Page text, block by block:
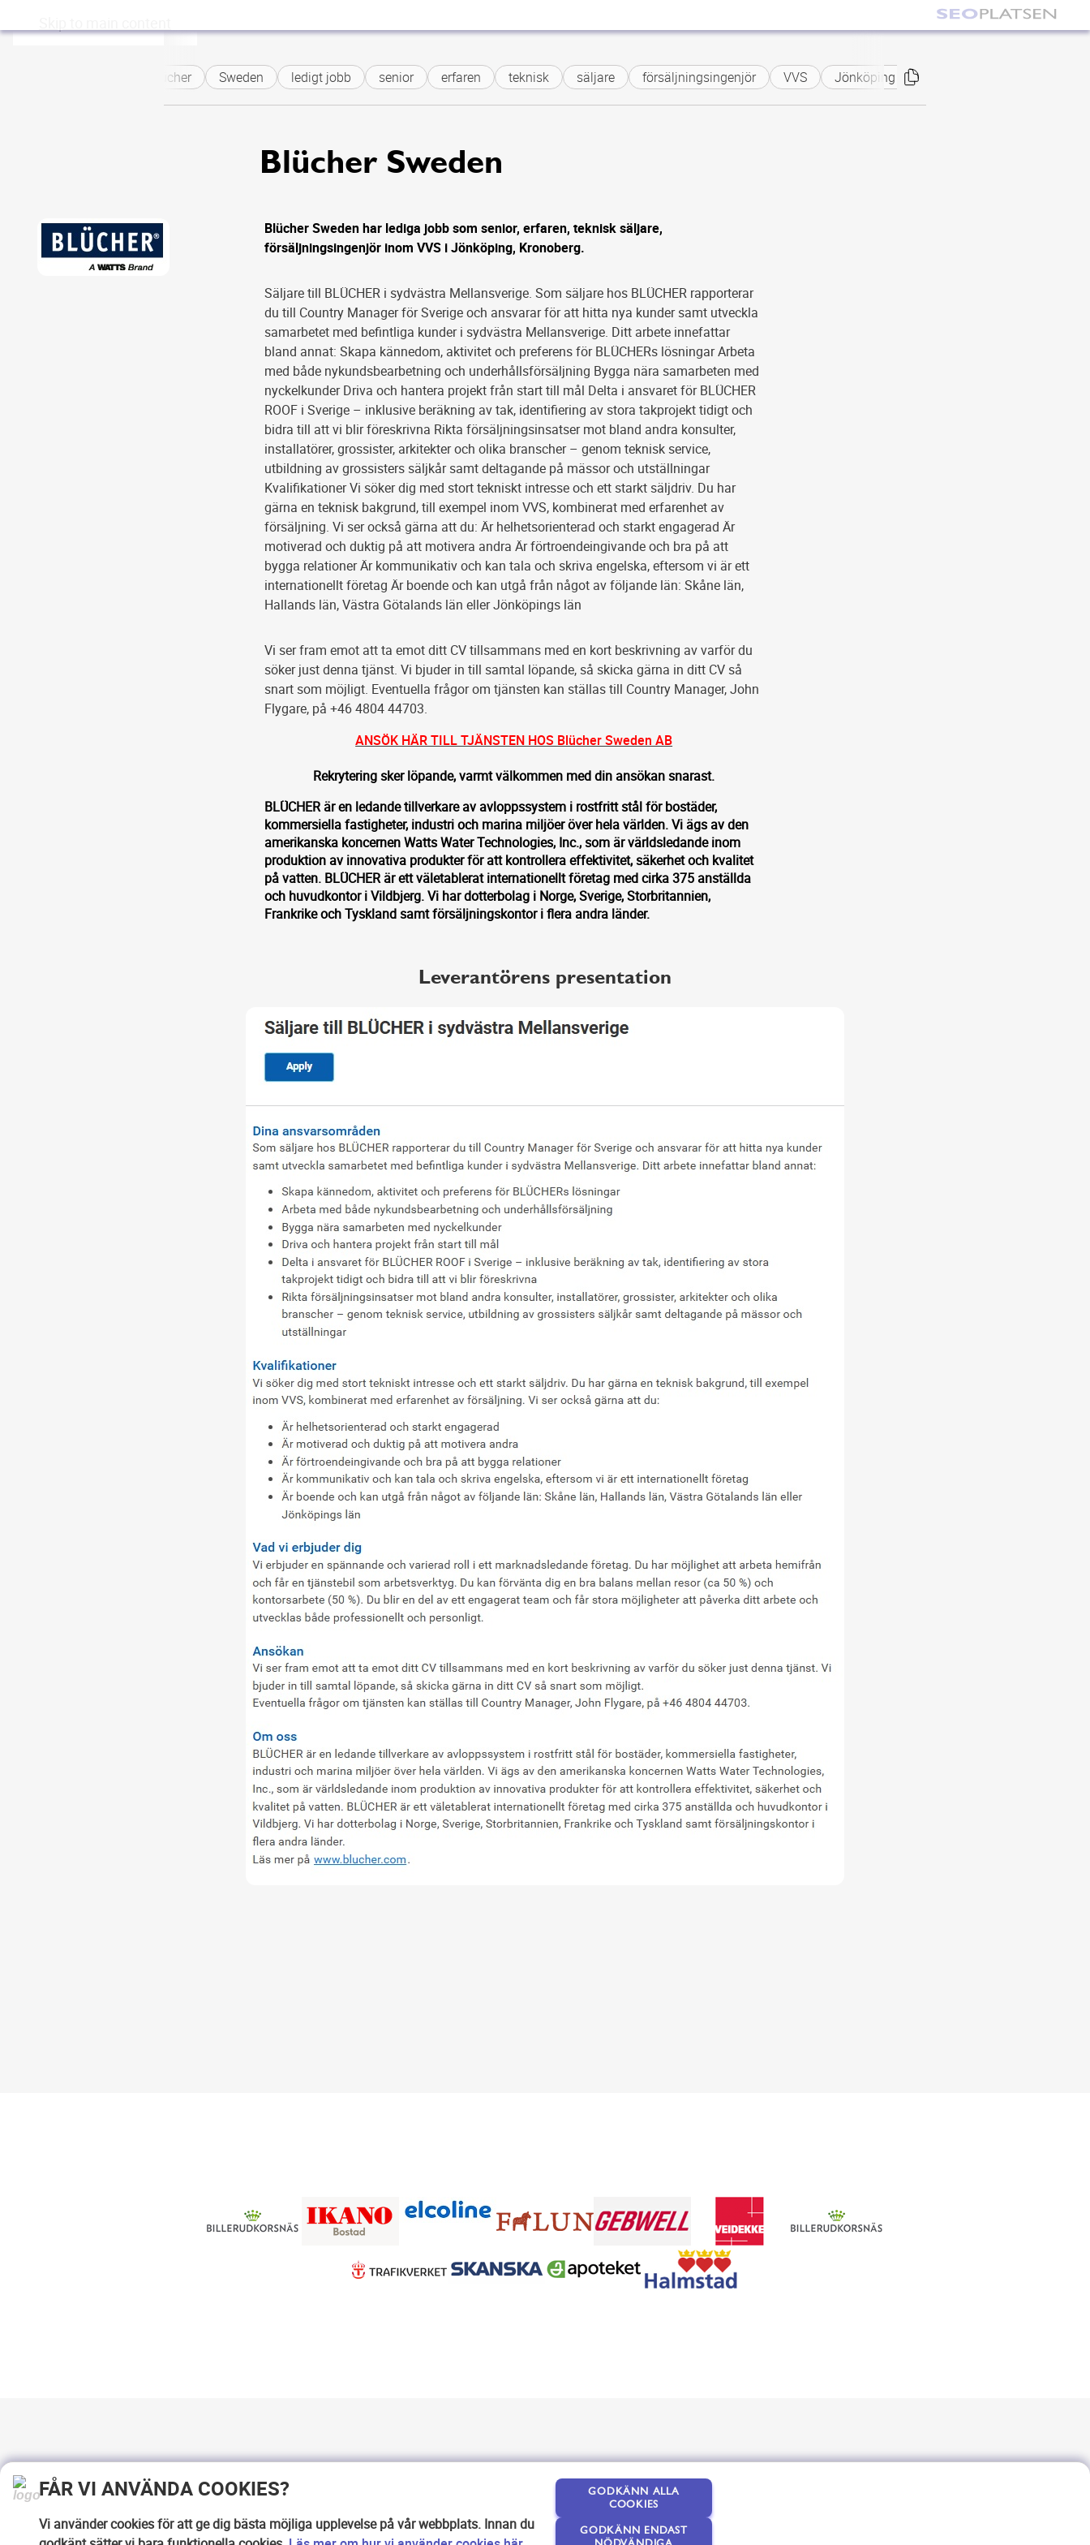
Blücher Sweden ledigt jobb senior erfaren teknisk säljare försäljningsingenjör VVS Jönköping Kronoberg
Blücher Sweden
Blücher Sweden har lediga jobb som senior, erfaren, teknisk säljare,
försäljningsingenjör inom VVS i Jönköping, Kronoberg.
Säljare till BLÜCHER i sydvästra Mellansverige. Som säljare hos BLÜCHER rapporterar
du till Country Manager för Sverige och ansvarar för att hitta nya kunder samt utveckla
samarbetet med befintliga kunder i sydvästra Mellansverige. Ditt arbete innefattar
bland annat: Skapa kännedom, aktivitet och preferens för BLÜCHERs lösningar Arbeta
med både nykundsbearbetning och underhållsförsäljning Bygga nära samarbeten med
nyckelkunder Driva och hantera projekt från start till mål Delta i ansvaret för BLÜCHER
ROOF i Sverige – inklusive beräkning av tak, identifiering av stora takprojekt tidigt och
bidra till att vi blir föreskrivna Rikta försäljningsinsatser mot bland andra konsulter,
installatörer, grossister, arkitekter och olika branscher – genom teknisk service,
utbildning av grossisters säljkår samt deltagande på mässor och utställningar
Kvalifikationer Vi söker dig med stort tekniskt intresse och ett starkt säljdriv. Du har
gärna en teknisk bakgrund, till exempel inom VVS, kombinerat med erfarenhet av
försäljning. Vi ser också gärna att du: Är helhetsorienterad och starkt engagerad Är
motiverad och duktig på att motivera andra Är förtroendeingivande och bra på att
bygga relationer Är kommunikativ och kan tala och skriva engelska, eftersom vi är ett
internationellt företag Är boende och kan utgå från något av följande län: Skåne län,
Hallands län, Västra Götalands län eller Jönköpings län
Vi ser fram emot att ta emot ditt CV tillsammans med en kort beskrivning av varför du
söker just denna tjänst. Vi bjuder in till samtal löpande, så skicka gärna in ditt CV så
snart som möjligt. Eventuella frågor om tjänsten kan ställas till Country Manager, John
Flygare, på +46 4804 44703.
ANSÖK HÄR TILL TJÄNSTEN HOS Blücher Sweden AB
Rekrytering sker löpande, varmt välkommen med din ansökan snarast.
BLÜCHER är en ledande tillverkare av avloppssystem i rostfritt stål för bostäder,
kommersiella fastigheter, industri och marina miljöer över hela världen. Vi ägs av den
amerikanska koncernen Watts Water Technologies, Inc., som är världsledande inom
produktion av innovativa produkter för att kontrollera effektivitet, säkerhet och kvalitet
på vatten. BLÜCHER är ett väletablerat internationellt företag med cirka 375 anställda
och huvudkontor i Vildbjerg. Vi har dotterbolag i Norge, Sverige, Storbritannien,
Frankrike och Tyskland samt försäljningskontor i flera andra länder.
Leverantörens presentation
FÅR VI ANVÄNDA COOKIES?
Vi använder cookies för att ge dig bästa möjliga upplevelse på vår webbplats. Innan du
GODKÄNN ALLA
COOKIES
GODKÄNN ENDAST